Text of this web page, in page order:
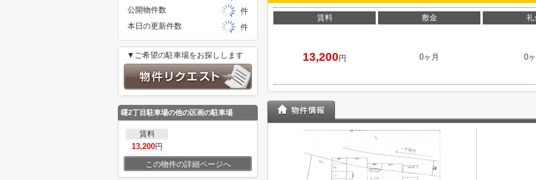
賃料
13,200 円
敷金
0ヶ月
礼
0
公開物件数
件
本日の更新件数
件
▼ご希望の駐車場をお探しします
曙2丁目駐車場の他の区画の駐車場
賃料
13,200円
この物件の詳細ページへ